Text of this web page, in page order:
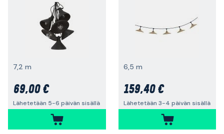
7,2 m
69,00 €
Lähetetään 5-6 päivän sisällä
6,5 m
159,40 €
Lähetetään 3-4 päivän sisällä